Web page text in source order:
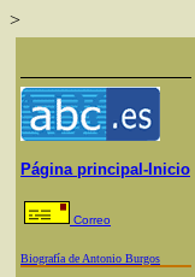
>
Página principal-Inicio
Correo
Biografía de Antonio Burgos